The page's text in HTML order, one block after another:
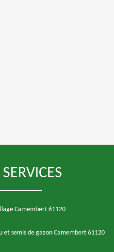
Camembert 61120
et semis de gazon Camembert 61120